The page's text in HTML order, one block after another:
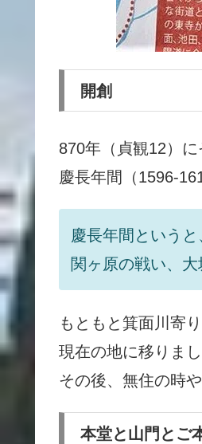
開創
870年（貞観12）に
慶長年間（1596-
慶長年間という
関ヶ原の戦い、
もともと箕面川寄
現在の地に移りまし
その後、無住の時
本堂と山門とご